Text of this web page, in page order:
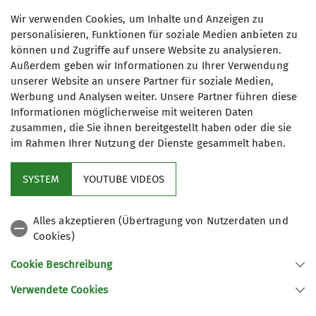
Fahrt- und Verpflegungskosten
Maximale Teilnehmeranzahl
4
DAV Bundesverband
Sektion Regensburg des Deutschen Alpenvereins e.V.
Wir verwenden Cookies, um Inhalte und Anzeigen zu
personalisieren, Funktionen für soziale Medien anbieten zu
können und Zugriffe auf unsere Website zu analysieren.
Außerdem geben wir Informationen zu Ihrer Verwendung
unserer Website an unsere Partner für soziale Medien,
Werbung und Analysen weiter. Unsere Partner führen diese
Informationen möglicherweise mit weiteren Daten
zusammen, die Sie ihnen bereitgestellt haben oder die sie
im Rahmen Ihrer Nutzung der Dienste gesammelt haben.
SYSTEM YOUTUBE VIDEOS
Alles akzeptieren (Übertragung von Nutzerdaten und
Cookies)
Cookie Beschreibung
Verwendete Cookies